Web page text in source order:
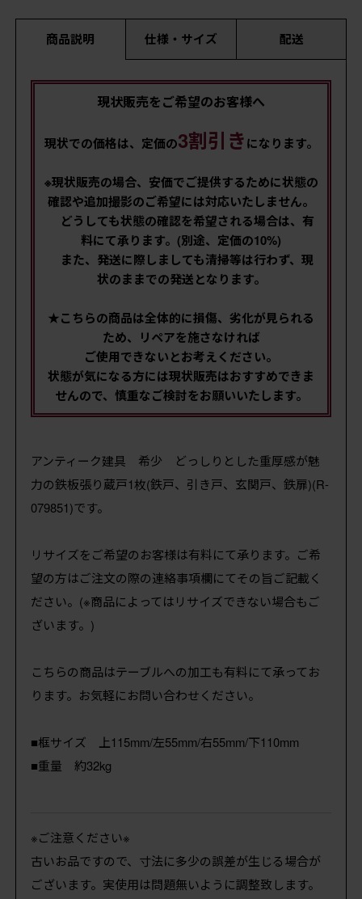
商品説明 仕様・サイズ 配送
現状販売をご希望のお客様へ
現状での価格は、定価の3割引きになります。
※現状販売の場合、安価でご提供するために状態の
確認や追加撮影のご希望には対応いたしません。
どうしても状態の確認を希望される場合は、有
料にて承ります。(別途、定価の10%)
また、発送に際しましても清掃等は行わず、現
状のままでの発送となります。
★こちらの商品は全体的に損傷、劣化が見られる
ため、リペアを施さなければ
ご使用できないとお考えください。
状態が気になる方には現状販売はおすすめできま
せんので、慎重なご検討をお願いいたします。
アンティーク建具 希少 どっしりとした重厚感が魅
力の鉄板張り蔵戸1枚(鉄戸、引き戸、玄関戸、鉄扉)(R-
079851)です。
リサイズをご希望のお客様は有料にて承ります。ご希
望の方はご注文の際の連絡事項欄にてその旨ご記載く
ださい。(※商品によってはリサイズできない場合もご
ざいます。)
こちらの商品はテーブルへの加工も有料にて承ってお
ります。お気軽にお問い合わせください。
■框サイズ 上115mm/左55mm/右55mm/下110mm
■重量 約32kg
※ご注意ください※
古いお品ですので、寸法に多少の誤差が生じる場合が
ございます。実使用は問題無いように調整致します。